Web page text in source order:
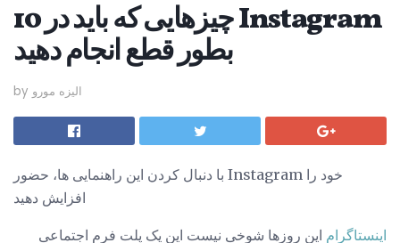
10 چیزهایی که باید در Instagram
بطور قطع انجام دهید
by الیزه مورو
با دنبال کردن این راهنمایی ها، حضور Instagram خود را
افزایش دهید
اینستاگرام این روزها شوخی نیست این یک پلت فرم اجتماعی